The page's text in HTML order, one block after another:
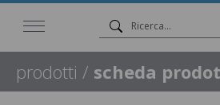
prodotti / scheda